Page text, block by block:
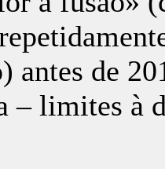
antes de
– limites à